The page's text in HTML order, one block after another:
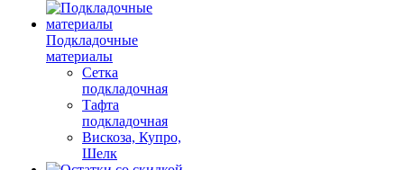
Подкладочные
материалы
Сетка
подкладочная
Тафта
подкладочная
Вискоза, Купро,
Шелк